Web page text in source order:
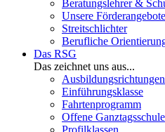
Beratungslehrer &
Unsere Förderangebote
Streitschlichter
Berufliche
Das RSG
Das zeichnet uns aus...
Ausbildungsrichtungen
Einführungsklasse
Fahrtenprogramm
Offene Ganztagsschule
Profilklassen